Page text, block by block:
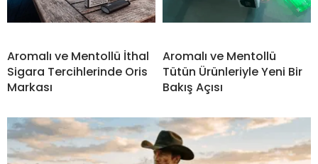
Aromalı ve Mentollü İthal
Sigara Tercihlerinde Oris
Markası
Aromalı ve Mentollü
Tütün Ürünleriyle Yeni Bir
Bakış Açısı